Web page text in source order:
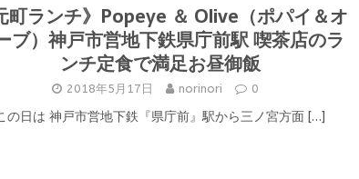
町ランチ》Popeye ＆ Olive（ポパイ＆オ
ブ）神戸市営地下鉄県庁前駅 喫茶店のラ
ンチ定食で満足お昼御飯
2018年5月17日 norinori 0
の日は 神戸市営地下鉄『県庁前』駅から三ノ宮方面 […]